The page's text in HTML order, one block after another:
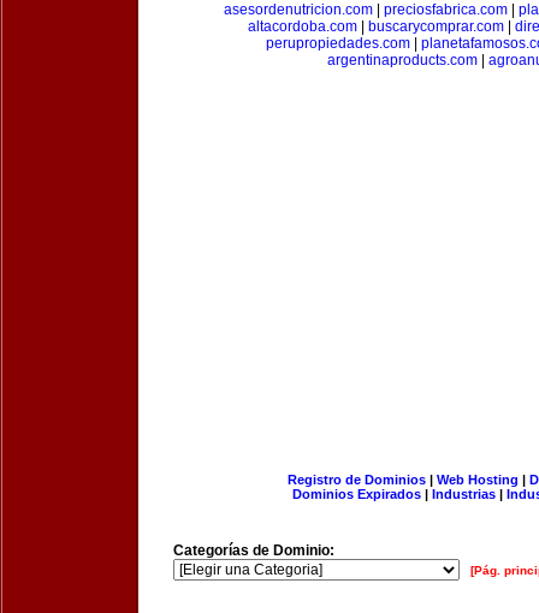
asesordenutricion.com
preciosfabrica.com
altacordoba.com
buscarycomprar.com
perupropiedades.com
argentinaproducts.com|
Registro de Dominios| Web Hosting |
Dominios Expirados | Industrias |
Categorías de Dominio:
[Pág.